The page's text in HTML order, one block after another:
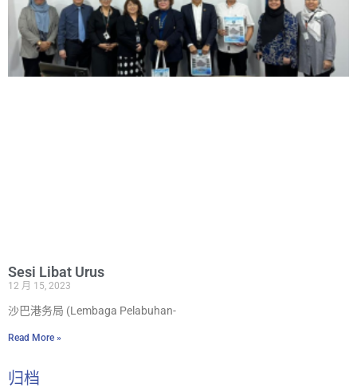
Sesi Libat Urus
12 月 15, 2023
沙巴港务局 (Lembaga Pelabuhan-
Read More »
归档